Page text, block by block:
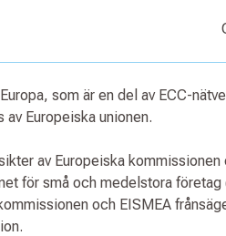
som är en del av ECC-
av Europeiska unionen.
av Europeiska
för små och medelstora företag
och EISMEA